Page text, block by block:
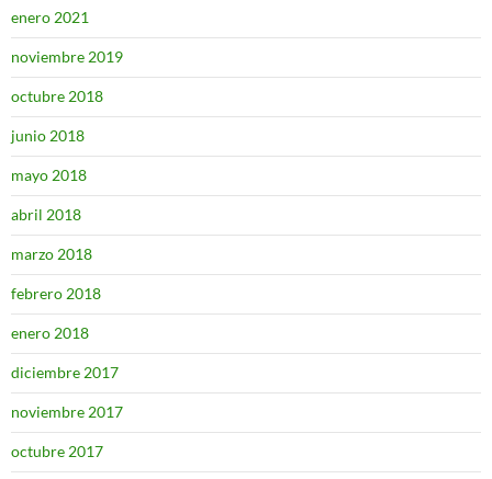
enero 2021
noviembre 2019
octubre 2018
junio 2018
mayo 2018
abril 2018
marzo 2018
febrero 2018
enero 2018
diciembre 2017
noviembre 2017
octubre 2017